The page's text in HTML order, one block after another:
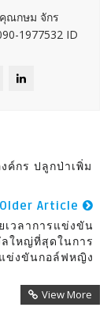
ณกษม จักร
1977532 ID
ค์กร ปลูกป่าเพิ่ม
Older Article
วลาการแข่งขัน
ใหญ่ที่สุดในการ
แข่งขันกอล์ฟหญิง
View More